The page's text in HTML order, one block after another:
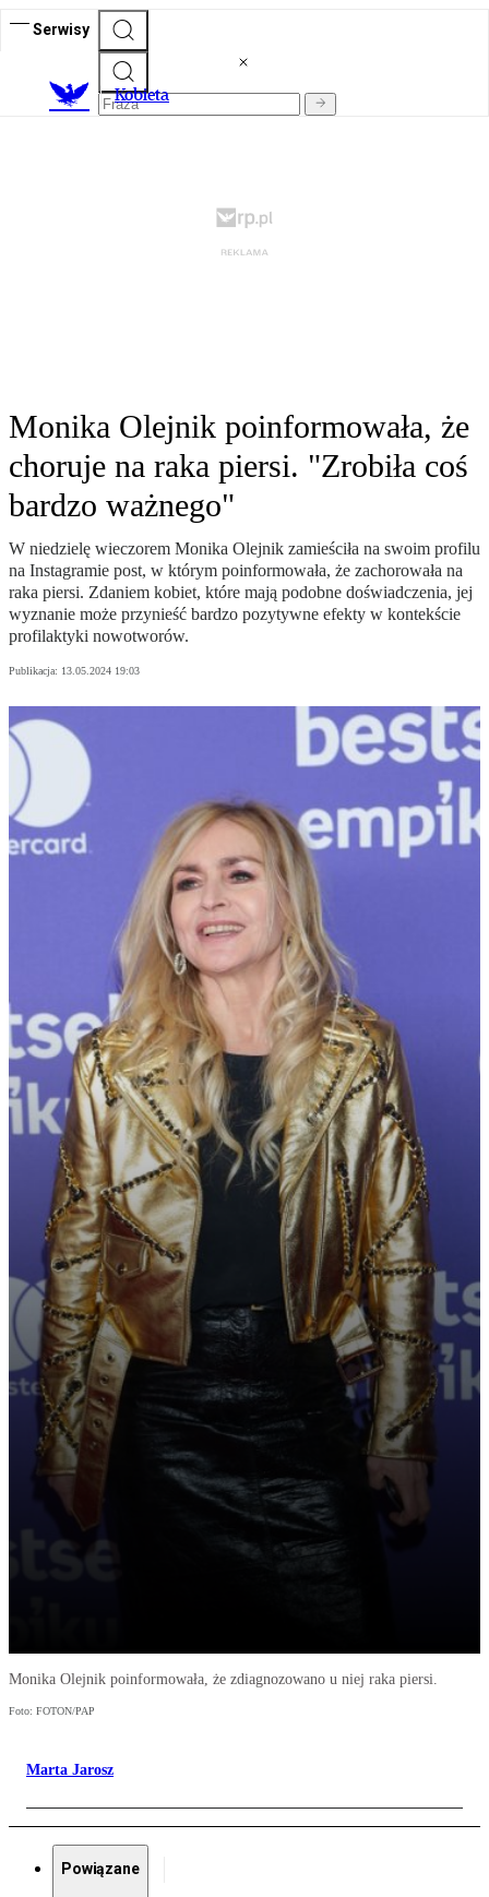
Serwisy
Kobieta
Monika Olejnik poinformowała, że
choruje na raka piersi. "Zrobiła coś
bardzo ważnego"
W niedzielę wieczorem Monika Olejnik zamieściła na swoim profilu
na Instagramie post, w którym poinformowała, że zachorowała na
raka piersi. Zdaniem kobiet, które mają podobne doświadczenia, jej
wyznanie może przynieść bardzo pozytywne efekty w kontekście
profilaktyki nowotworów.
Publikacja: 13.05.2024 19:03
Monika Olejnik poinformowała, że zdiagnozowano u niej raka piersi.
Foto: FOTON/PAP
Marta Jarosz
Powiązane